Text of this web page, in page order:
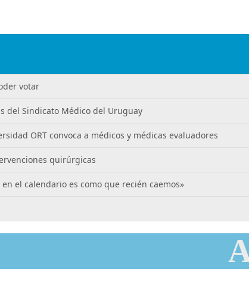
votar
del Sindicato Médico del Uruguay
ORT convoca a médicos y médicas evaluadores
quirúrgicas
el calendario es como que recién caemos»